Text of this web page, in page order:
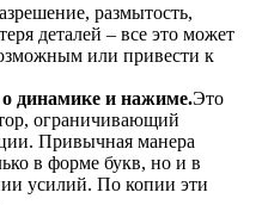
размытость,
деталей – все это может
или привести к
динамике и нажиме.Это
ограничивающий
Привычная манера
в форме букв, но и в
усилий. По копии эти